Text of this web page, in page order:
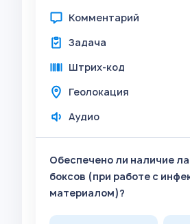
Комментарий
Задача
Штрих-код
Геолокация
Аудио
Обеспечено ли наличие
боксов (при работе с
материалом)?